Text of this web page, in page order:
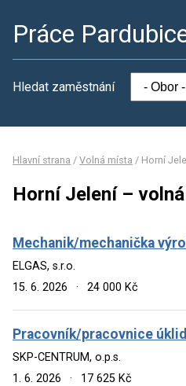
Práce
Hledat zaměstnání
Hlavní strana / Volná místa / Horní
Horní Jelení –
Mechanik/mechanička
ELGAS, s.r.o.
15. 6. 2026
· 24 000 Kč
Pracovník/pracovnice
SKP-CENTRUM, o.p.s.
1. 6. 2026
· 17 625 Kč